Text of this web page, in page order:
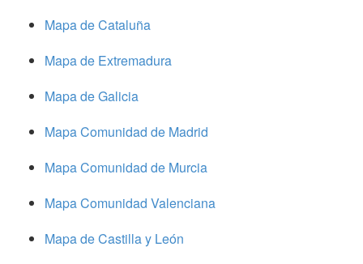
Mapa de Cataluña
Mapa de Extremadura
Mapa de Galicia
Mapa Comunidad de Madrid
Mapa Comunidad de Murcia
Mapa Comunidad Valenciana
Mapa de Castilla y León